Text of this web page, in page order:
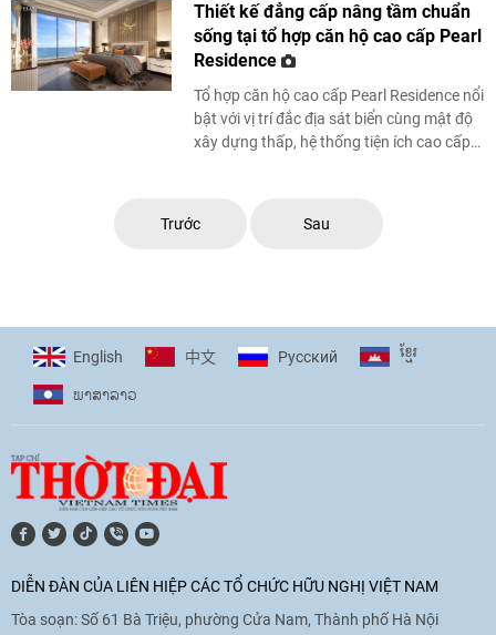
Thiết kế đẳng cấp nâng tầm chuẩn
sống tại tổ hợp căn hộ cao cấp Pearl
Residence
Tổ hợp căn hộ cao cấp Pearl Residence nổi
bật với vị trí đắc địa sát biển cùng mật độ
xây dựng thấp, hệ thống tiện ích cao cấp
Trước Sau
English 中文 Pусский ខ្មែរ
ພາ​ສາ​ລາວ
DIỄN ĐÀN CỦA LIÊN HIỆP CÁC TỔ CHỨC HỮU NGHỊ VIỆT NAM
Tòa soạn: Số 61 Bà Triệu, phường Cửa Nam, Thành phố Hà Nội